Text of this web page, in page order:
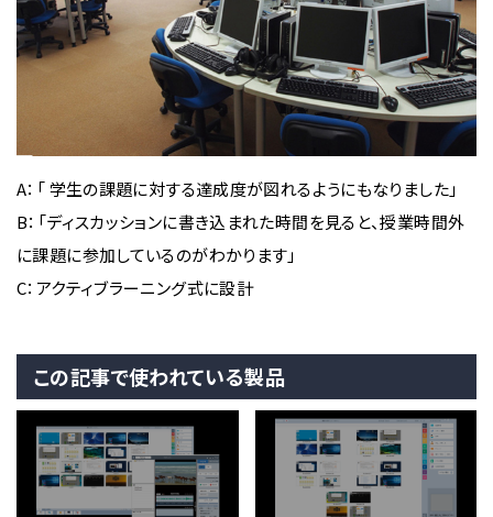
A：「 学生の課題に対する達成度が図れるようにもなりました」
B：「ディスカッションに書き込まれた時間を見ると、授業時間外
に課題に参加しているのがわかります」
C：アクティブラーニング式に設計
この記事で使われている製品